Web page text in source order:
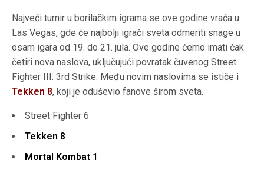
Najveći turnir u borilačkim igrama se ove godine vraća u
Las Vegas, gde će najbolji igrači sveta odmeriti snage u
osam igara od 19. do 21. jula. Ove godine ćemo imati čak
četiri nova naslova, uključujući povratak čuvenog Street
Fighter III: 3rd Strike. Među novim naslovima se ističe i
Tekken 8, koji je oduševio fanove širom sveta.
Street Fighter 6
Tekken 8
Mortal Kombat 1